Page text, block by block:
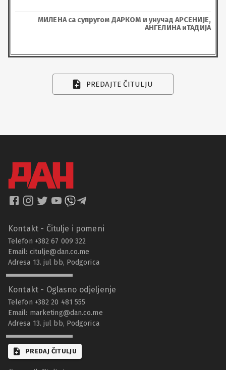
МИЛЕНА са супругом ДАРКОМ и унучад АРСЕНИЈЕ,
АНГЕЛИНА иТАДИЈА
PREDAJTE ČITULJU
Kontakt - Čitulje i pomeni
Telefon +382 67 009 322
Email: citulje@dan.co.me
Adresa 13. jul bb, Podgorica
Kontakt - Oglasno odjeljenje
Telefon +382 20 481 555
Email: marketing@dan.co.me
Adresa 13. jul bb, Podgorica
PREDAJ ČITULJU